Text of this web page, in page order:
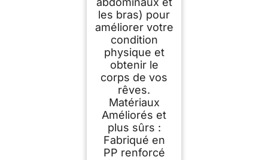
les bras) pour
améliorer votre
condition
physique et
obtenir le
corps de vos
rêves.
Matériaux
Améliorés et
plus sûrs :
Fabriqué en
PP renforcé